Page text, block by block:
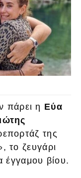
πάρει η Εύα
της
το ζευγάρι
έγγαμου βίου.